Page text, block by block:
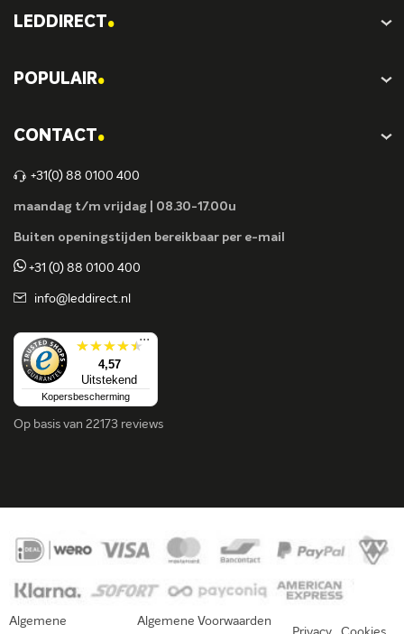
LEDDIRECT.
POPULAIR.
CONTACT.
+31(0) 88 0100 400
maandag t/m vrijdag | 08.30-17.00u
Buiten openingstijden bereikbaar per e-mail
+31 (0) 88 0100 400
info@leddirect.nl
4,57
Uitstekend
...
Kopersbescherming
Op basis van 22173 reviews
Algemene
Algemene Voorwaarden